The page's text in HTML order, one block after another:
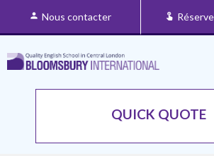
Nous contacter
QUICK QUOTE